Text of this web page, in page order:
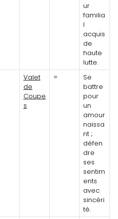
ur
familia
l
acquis
de
haute
lutte.
Valet
de
Coupe
s
=
Se
battre
pour
un
amour
naissa
nt ;
défen
dre
ses
sentim
ents
avec
sincéri
té.